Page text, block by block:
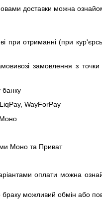
доставки можна
при отриманні (при
замовлення з
банку
WayForPay
Моно та Приват
оплати можна
браку можливий обмін або